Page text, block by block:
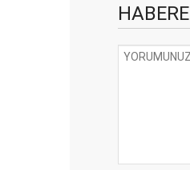
HABERE